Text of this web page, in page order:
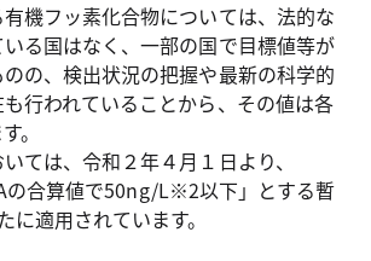
機フッ素化合物については、法的な
る国はなく、一部の国で目標値等が
の、検出状況の把握や最新の科学的
行われていることから、その値は各
。
ては、令和２年４月１日より、
の合算値で50ng/L※2以下」とする暫
適用されています。